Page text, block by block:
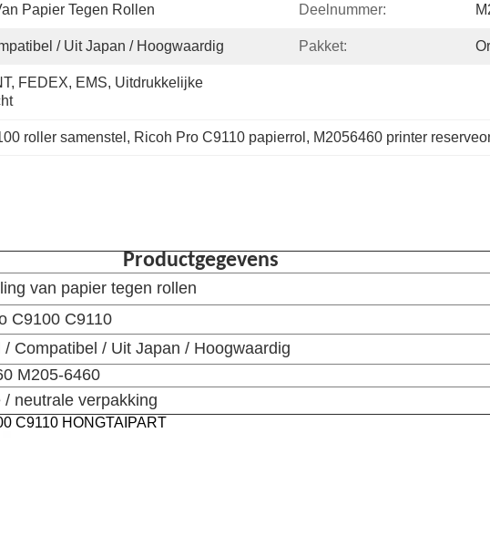
Papier Tegen Rollen Deelnummer:
/ Uit Japan / Hoogwaardig Pakket:
FEDEX, EMS, Uitdrukkelijke
roller samenstel , Ricoh Pro C9110 papierrol , M2056460 printer
Productgegevens
van papier tegen rollen
C9100 C9110
/ Compatibel / Uit Japan / Hoogwaardig
M205-6460
/ neutrale verpakking
C9110 HONGTAIPART